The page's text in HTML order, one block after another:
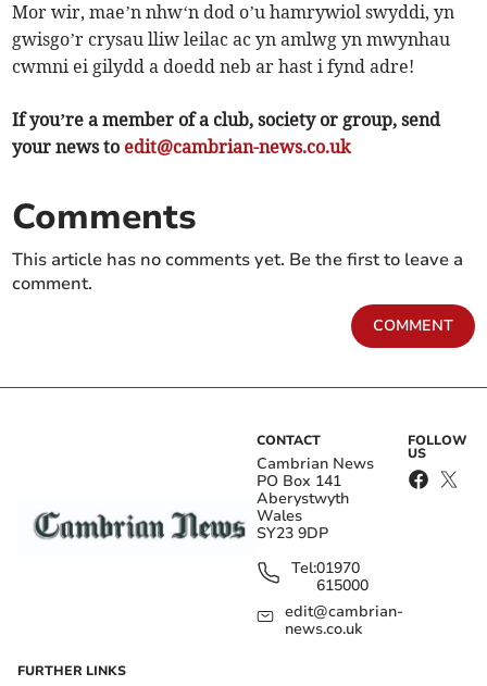
Mor wir, mae’n nhw‘n dod o’u hamrywiol swyddi, yn
gwisgo’r crysau lliw leilac ac yn amlwg yn mwynhau
cwmni ei gilydd a doedd neb ar hast i fynd adre!
If you’re a member of a club, society or group, send
your news to edit@cambrian-news.co.uk
Comments
This article has no comments yet. Be the first to leave a
comment.
COMMENT
CONTACT
Cambrian News
PO Box 141
Aberystwyth
Wales
SY23 9DP
Tel:01970
615000
edit@cambrian-
news.co.uk
FOLLOW
US
FURTHER LINKS